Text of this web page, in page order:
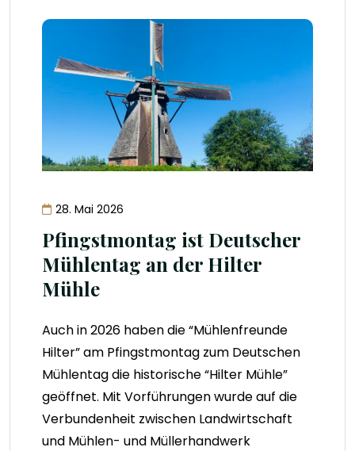
28. Mai 2026
Pfingstmontag ist Deutscher
Mühlentag an der Hilter
Mühle
Auch in 2026 haben die “Mühlenfreunde
Hilter” am Pfingstmontag zum Deutschen
Mühlentag die historische “Hilter Mühle”
geöffnet. Mit Vorführungen wurde auf die
Verbundenheit zwischen Landwirtschaft
und Mühlen- und Müllerhandwerk